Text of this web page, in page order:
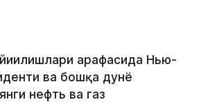
арафасида Нью-
ва бошқа дунё
нефть ва газ